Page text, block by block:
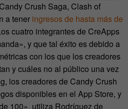
Crush Saga, Clash of
a tener ingresos de hasta más de
cuatro integrantes de CreApps
y que tal éxito es debido a
con los que los creadores
y cuáles no al público una vez
los creadores de Candy Crush
disponibles en el App Store, y
100», utiliza Rodríguez de